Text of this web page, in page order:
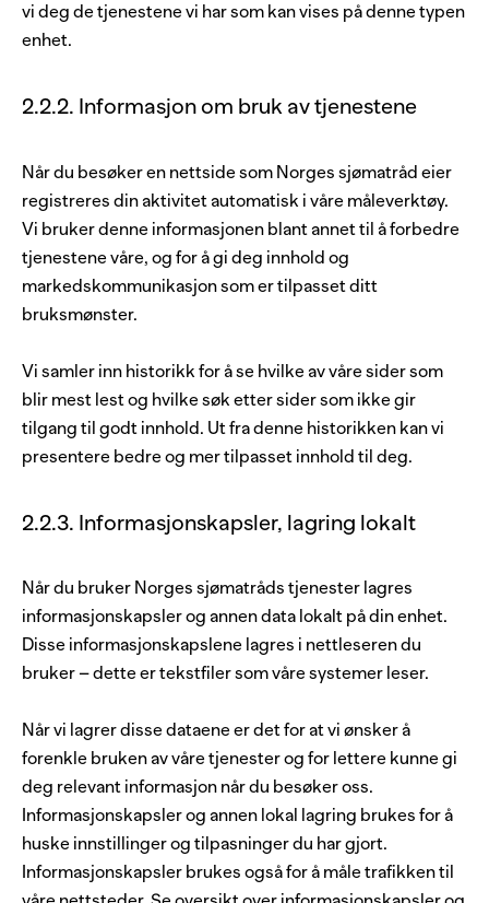
vi deg de tjenestene vi har som kan vises på denne typen
enhet.
2.2.2. Informasjon om bruk av tjenestene
Når du besøker en nettside som Norges sjømatråd eier
registreres din aktivitet automatisk i våre måleverktøy.
Vi bruker denne informasjonen blant annet til å forbedre
tjenestene våre, og for å gi deg innhold og
markedskommunikasjon som er tilpasset ditt
bruksmønster.
Vi samler inn historikk for å se hvilke av våre sider som
blir mest lest og hvilke søk etter sider som ikke gir
tilgang til godt innhold. Ut fra denne historikken kan vi
presentere bedre og mer tilpasset innhold til deg.
2.2.3. Informasjonskapsler, lagring lokalt
Når du bruker Norges sjømatråds tjenester lagres
informasjonskapsler og annen data lokalt på din enhet.
Disse informasjonskapslene lagres i nettleseren du
bruker – dette er tekstfiler som våre systemer leser.
Når vi lagrer disse dataene er det for at vi ønsker å
forenkle bruken av våre tjenester og for lettere kunne gi
deg relevant informasjon når du besøker oss.
Informasjonskapsler og annen lokal lagring brukes for å
huske innstillinger og tilpasninger du har gjort.
Informasjonskapsler brukes også for å måle trafikken til